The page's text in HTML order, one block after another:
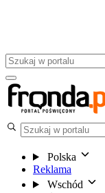
Polska
Reklama
Wschód